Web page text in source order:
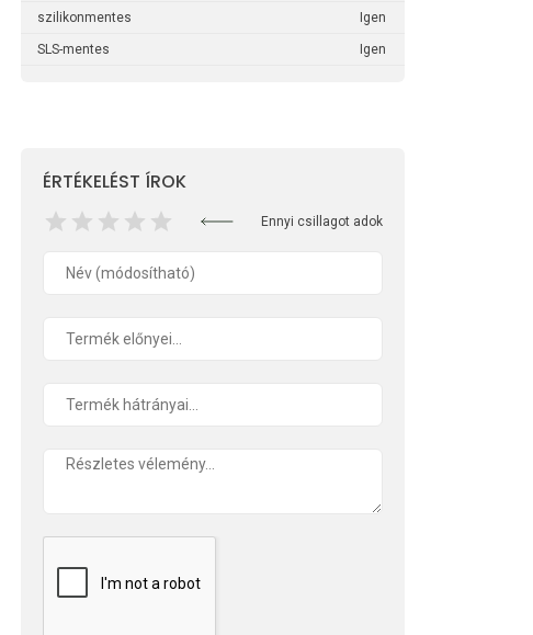
szilikonmentes Igen
SLS-mentes Igen
ÉRTÉKELÉST ÍROK
Ennyi csillagot adok